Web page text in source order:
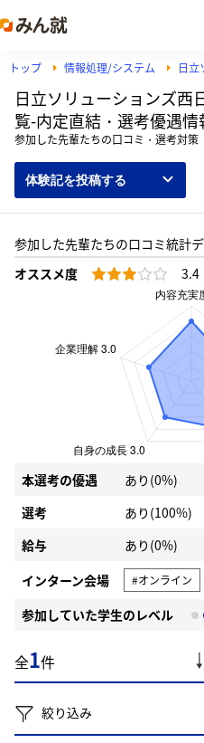
トップ 情報処理/システム 日立
日立ソリューションズ西
覧-内定直結・選考優遇情
参加した先輩たちの口コミ・選考対策
体験記を投稿する
参加した先輩たちの口コミ統計
オススメ度
3.4
本選考の優遇
あり(0%)
選考
あり(100%)
給与
あり(0%)
インターン会場
#オンライン
参加していた学生のレベル
全1件
絞り込み